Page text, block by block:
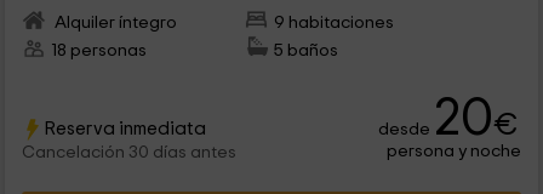
Alquiler íntegro
9 habitaciones
18 personas
5 baños
Reserva inmediata
Cancelación 30 días antes
desde 20€
persona y noche